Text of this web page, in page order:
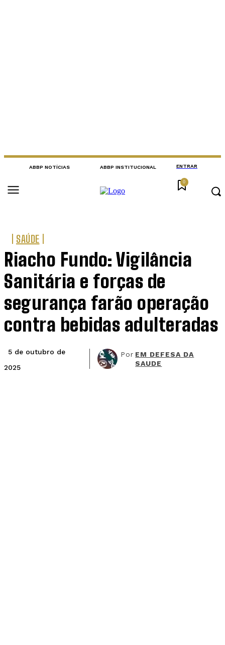
ABBP NOTÍCIAS ABBP INSTITUCIONAL ENTRAR
0
SAÚDE
Riacho Fundo: Vigilância
Sanitária e forças de
segurança farão operação
contra bebidas adulteradas
5 de outubro de
2025
Por EM DEFESA DA
SAUDE